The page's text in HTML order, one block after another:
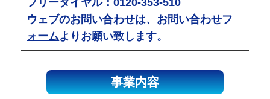
ウェブのお問い合わせは、 お問い合わせフ
ォームよりお願い致します。
事業内容